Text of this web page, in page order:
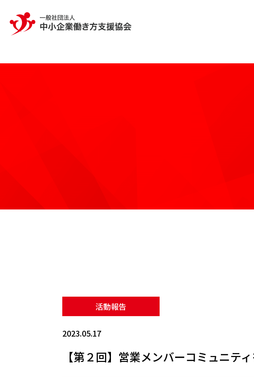
活動報告
2023.05.17
【第２回】営業メンバーコミュニテ